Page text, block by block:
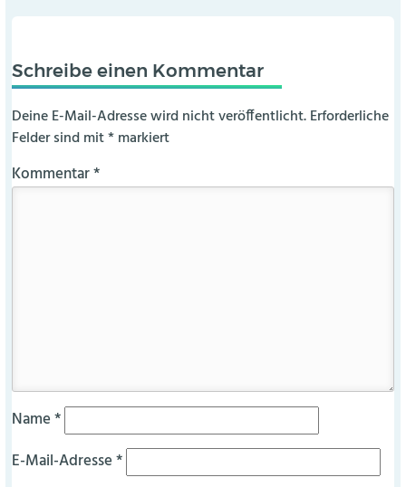
Schreibe einen Kommentar
Deine E-Mail-Adresse wird nicht veröffentlicht. Erforderliche
Felder sind mit*markiert
Kommentar*
Name*
E-Mail-Adresse*